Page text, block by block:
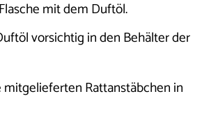
mit dem Duftöl.
vorsichtig in den Behälter der
mitgelieferten Rattanstäbchen in